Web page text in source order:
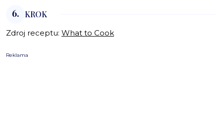
6. KROK
Zdroj receptu: What to Сook
Reklama